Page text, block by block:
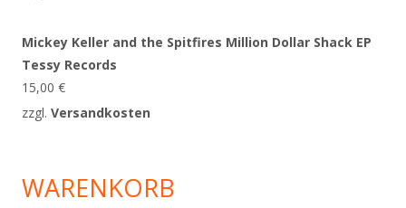
Mickey Keller and the Spitfires Million Dollar Shack EP
Tessy Records
15,00 €
zzgl. Versandkosten
WARENKORB